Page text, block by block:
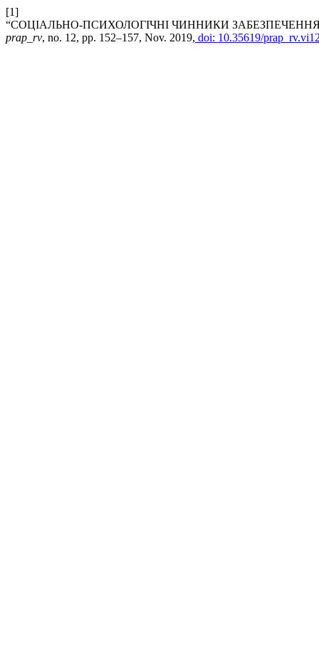
[1]
“СОЦІАЛЬНО-ПСИХОЛОГІЧНІ ЧИННИКИ
prap_rv, no. 12, pp. 152–157, Nov. 2019, doi: 10.35619/